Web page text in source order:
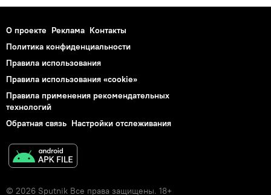
О проекте Реклама Контакты
Политика конфиденциальности
Правила использования
Правила использования «cookie»
Правила применения рекомендательных
технологий
Обратная связь Настройки отслеживания
© 2026 Sputnik Все права защищены. 18+